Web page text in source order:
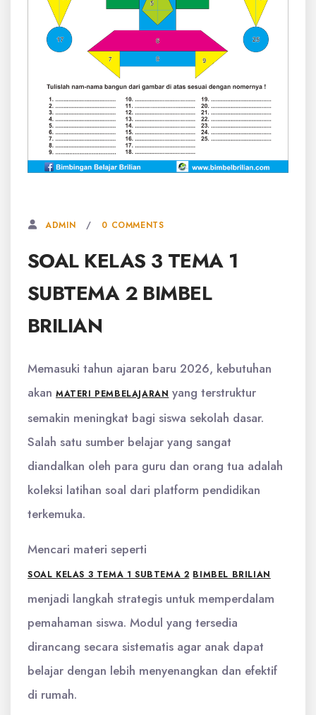
ADMIN 0 COMMENTS
SOAL KELAS 3 TEMA 1
SUBTEMA 2 BIMBEL
BRILIAN
Memasuki tahun ajaran baru 2026, kebutuhan
akan MATERI PEMBELAJARAN yang terstruktur
semakin meningkat bagi siswa sekolah dasar.
Salah satu sumber belajar yang sangat
diandalkan oleh para guru dan orang tua adalah
koleksi latihan soal dari platform pendidikan
terkemuka.
Mencari materi seperti
SOAL KELAS 3 TEMA 1 SUBTEMA 2 BIMBEL BRILIAN
menjadi langkah strategis untuk memperdalam
pemahaman siswa. Modul yang tersedia
dirancang secara sistematis agar anak dapat
belajar dengan lebih menyenangkan dan efektif
di rumah.